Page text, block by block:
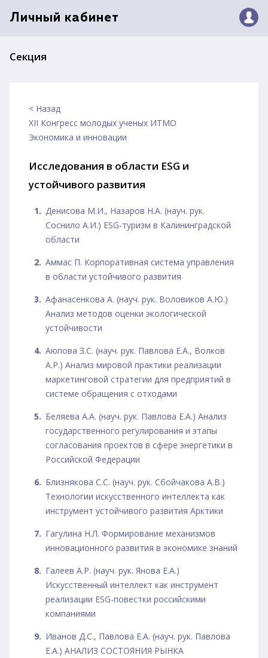
Личный кабинет
Секция
< Назад
XII Конгресс молодых ученых ИТМО
Экономика и инновации
Исследования в области ESG и
устойчивого развития
Денисова М.И., Назаров Н.А. (науч. рук.
Соснило А.И.) ESG-туризм в Калининградской
области
Аммас П. Корпоративная система управления
в области устойчивого развития
Афанасенкова А. (науч. рук. Воловиков А.Ю.)
Анализ методов оценки экологической
устойчивости
Аюпова З.С. (науч. рук. Павлова Е.А., Волков
А.Р.) Анализ мировой практики реализации
маркетинговой стратегии для предприятий в
системе обращения с отходами
Беляева А.А. (науч. рук. Павлова Е.А.) Анализ
государственного регулирования и этапы
согласования проектов в сфере энергетики в
Российской Федерации
Близнякова С.С. (науч. рук. Сбойчакова А.В.)
Технологии искусственного интеллекта как
инструмент устойчивого развития Арктики
Гагулина Н.Л. Формирование механизмов
инновационного развития в экономике знаний
Галеев А.Р. (науч. рук. Янова Е.А.)
Искусственный интеллект как инструмент
реализации ESG-повестки российскими
компаниями
Иванов Д.С., Павлова Е.А. (науч. рук. Павлова
Е.А.) АНАЛИЗ СОСТОЯНИЯ РЫНКА